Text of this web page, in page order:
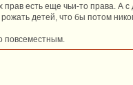
есть еще чьи-то права. А с
рожать детей, что бы потом
повсеместным.